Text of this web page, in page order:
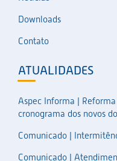
Downloads
Contato
ATUALIDADES
Aspec Informa |
cronograma dos novos
Comunicado |
Comunicado |